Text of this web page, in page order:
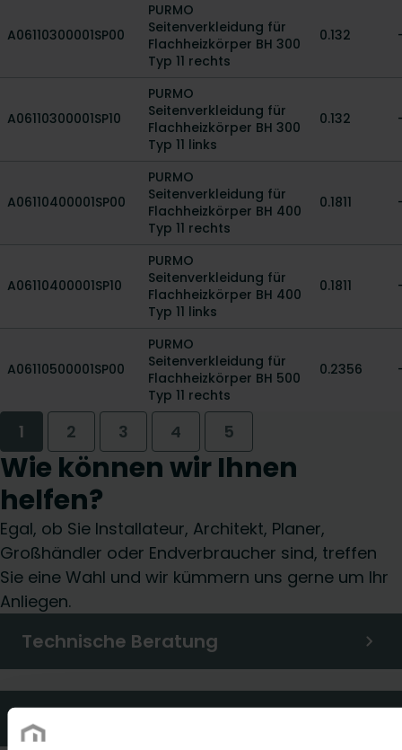
A06110300001SP00
PURMO
Seitenverkleidung für
Flachheizkörper BH 300
Typ 11 rechts
0.132
A06110300001SP10
PURMO
Seitenverkleidung für
Flachheizkörper BH 300
Typ 11 links
0.132
A06110400001SP00
PURMO
Seitenverkleidung für
Flachheizkörper BH 400
Typ 11 rechts
0.1811
A06110400001SP10
PURMO
Seitenverkleidung für
Flachheizkörper BH 400
Typ 11 links
0.1811
A06110500001SP00
PURMO
Seitenverkleidung für
Flachheizkörper BH 500
Typ 11 rechts
0.2356
1 2 3 4 5
Wie können wir Ihnen
helfen?
Egal, ob Sie Installateur, Architekt, Planer,
Großhändler oder Endverbraucher sind, treffen
Sie eine Wahl und wir kümmern uns gerne um Ihr
Anliegen.
Technische Beratung
Häufig gestellte Fragen